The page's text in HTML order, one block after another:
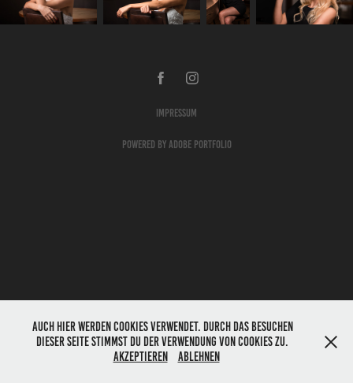
Impressum
Powered by Adobe Portfolio
Auch hier werden Cookies verwendet. Durch das Besuchen
dieser Seite stimmst du der Verwendung von Cookies zu.
Akzeptieren
Ablehnen